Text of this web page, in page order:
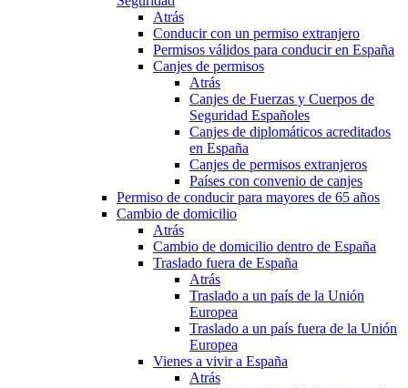
Atrás
Conducir con un permiso extranjero
Permisos válidos para conducir en España
Canjes de permisos
Atrás
Canjes de Fuerzas y Cuerpos de
Seguridad Españoles
Canjes de diplomáticos acreditados
en España
Canjes de permisos extranjeros
Países con convenio de canjes
Permiso de conducir para mayores de 65 años
Cambio de domicilio
Atrás
Cambio de domicilio dentro de España
Traslado fuera de España
Atrás
Traslado a un país de la Unión
Europea
Traslado a un país fuera de la Unión
Europea
Vienes a vivir a España
Atrás